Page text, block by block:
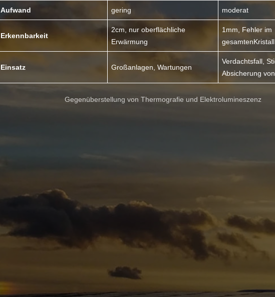
Aufwand gering moderat
Erkennbarkeit
2cm, nur oberflächliche
Erwärmung
1mm, Fehler im
gesamtenKristall
Einsatz Großanlagen, Wartungen
Verdachtsfall,
Absicherung
Gegenüberstellung von Thermografie und Elektrolumineszenz